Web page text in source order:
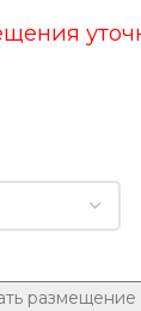
размещение